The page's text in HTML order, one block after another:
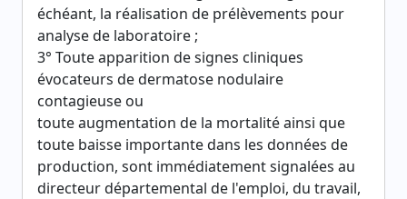
échéant, la réalisation de prélèvements pour
analyse de laboratoire ;
3° Toute apparition de signes cliniques
évocateurs de dermatose nodulaire
contagieuse ou
toute augmentation de la mortalité ainsi que
toute baisse importante dans les données de
production, sont immédiatement signalées au
directeur départemental de l'emploi, du travail,